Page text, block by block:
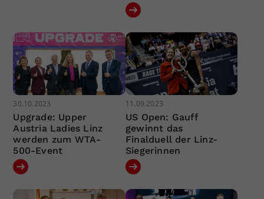
30.10.2023
Upgrade: Upper
Austria Ladies Linz
werden zum WTA-
500-Event
11.09.2023
US Open: Gauff
gewinnt das
Finalduell der Linz-
Siegerinnen